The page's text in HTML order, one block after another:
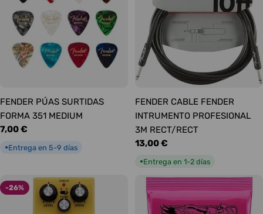
FENDER PÚAS SURTIDAS
FORMA 351 MEDIUM
Precio
7,00 €
●Entrega en 5-9 días
FENDER CABLE FENDER
INTRUMENTO PROFESIONAL
3M RECT/RECT
Precio
13,00 €
●Entrega en 1-2 días
-26%